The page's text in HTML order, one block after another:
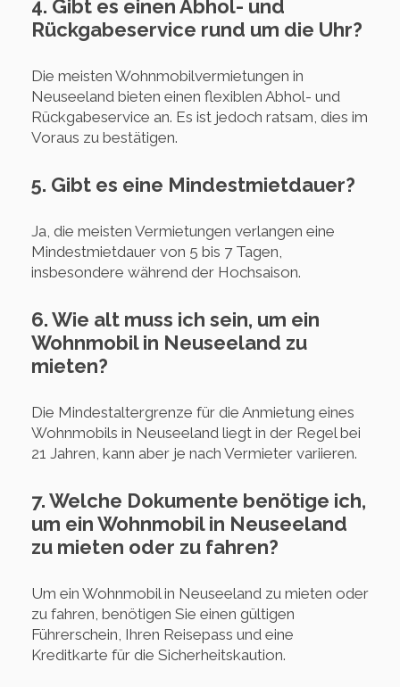
4. Gibt es einen Abhol- und
Rückgabeservice rund um die Uhr?
Die meisten Wohnmobilvermietungen in
Neuseeland bieten einen flexiblen Abhol- und
Rückgabeservice an. Es ist jedoch ratsam, dies im
Voraus zu bestätigen.
5. Gibt es eine Mindestmietdauer?
Ja, die meisten Vermietungen verlangen eine
Mindestmietdauer von 5 bis 7 Tagen,
insbesondere während der Hochsaison.
6. Wie alt muss ich sein, um ein
Wohnmobil in Neuseeland zu
mieten?
Die Mindestaltergrenze für die Anmietung eines
Wohnmobils in Neuseeland liegt in der Regel bei
21 Jahren, kann aber je nach Vermieter variieren.
7. Welche Dokumente benötige ich,
um ein Wohnmobil in Neuseeland
zu mieten oder zu fahren?
Um ein Wohnmobil in Neuseeland zu mieten oder
zu fahren, benötigen Sie einen gültigen
Führerschein, Ihren Reisepass und eine
Kreditkarte für die Sicherheitskaution.